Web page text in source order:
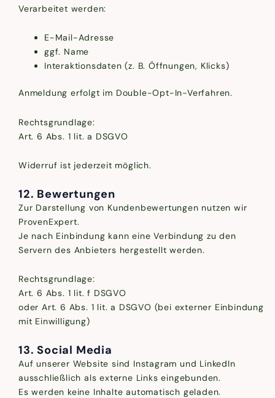
Verarbeitet werden:
E-Mail-Adresse
ggf. Name
Interaktionsdaten (z. B. Öffnungen, Klicks)
Anmeldung erfolgt im Double-Opt-In-Verfahren.
Rechtsgrundlage:
Art. 6 Abs. 1 lit. a DSGVO
Widerruf ist jederzeit möglich.
12. Bewertungen
Zur Darstellung von Kundenbewertungen nutzen wir
ProvenExpert.
Je nach Einbindung kann eine Verbindung zu den
Servern des Anbieters hergestellt werden.
Rechtsgrundlage:
Art. 6 Abs. 1 lit. f DSGVO
oder Art. 6 Abs. 1 lit. a DSGVO (bei externer Einbindung
mit Einwilligung)
13. Social Media
Auf unserer Website sind Instagram und LinkedIn
ausschließlich als externe Links eingebunden.
Es werden keine Inhalte automatisch geladen.